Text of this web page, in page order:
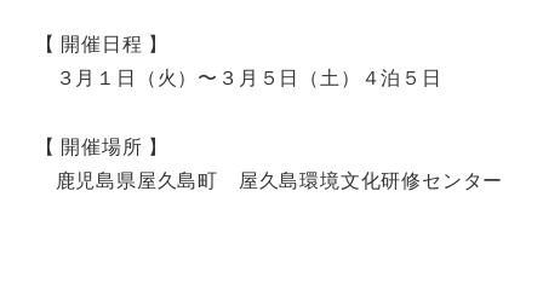
【 開催日程 】
３月１日（火）〜３月５日（土）４泊５日
【 開催場所 】
鹿児島県屋久島町 屋久島環境文化研修センター